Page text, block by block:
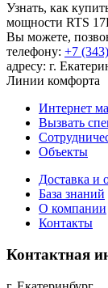
Узнать, как
мощности RTS
Вы можете,
телефону: +7
адресу: г.
Линии комфорта
Интернет
Вызвать
Объекты
Доставка и
База знаний
О компании
Контакты
Контактная